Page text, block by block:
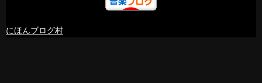
にほんブログ村